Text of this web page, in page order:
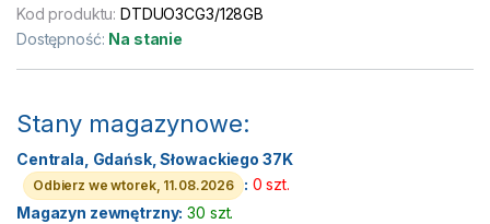
Kod produktu:DTDUO3CG3/128GB
Dostępność: Na stanie
Stany magazynowe:
Centrala, Gdańsk, Słowackiego 37K
Odbierz we wtorek, 11.08.2026 : 0 szt.
Magazyn zewnętrzny: 30 szt.